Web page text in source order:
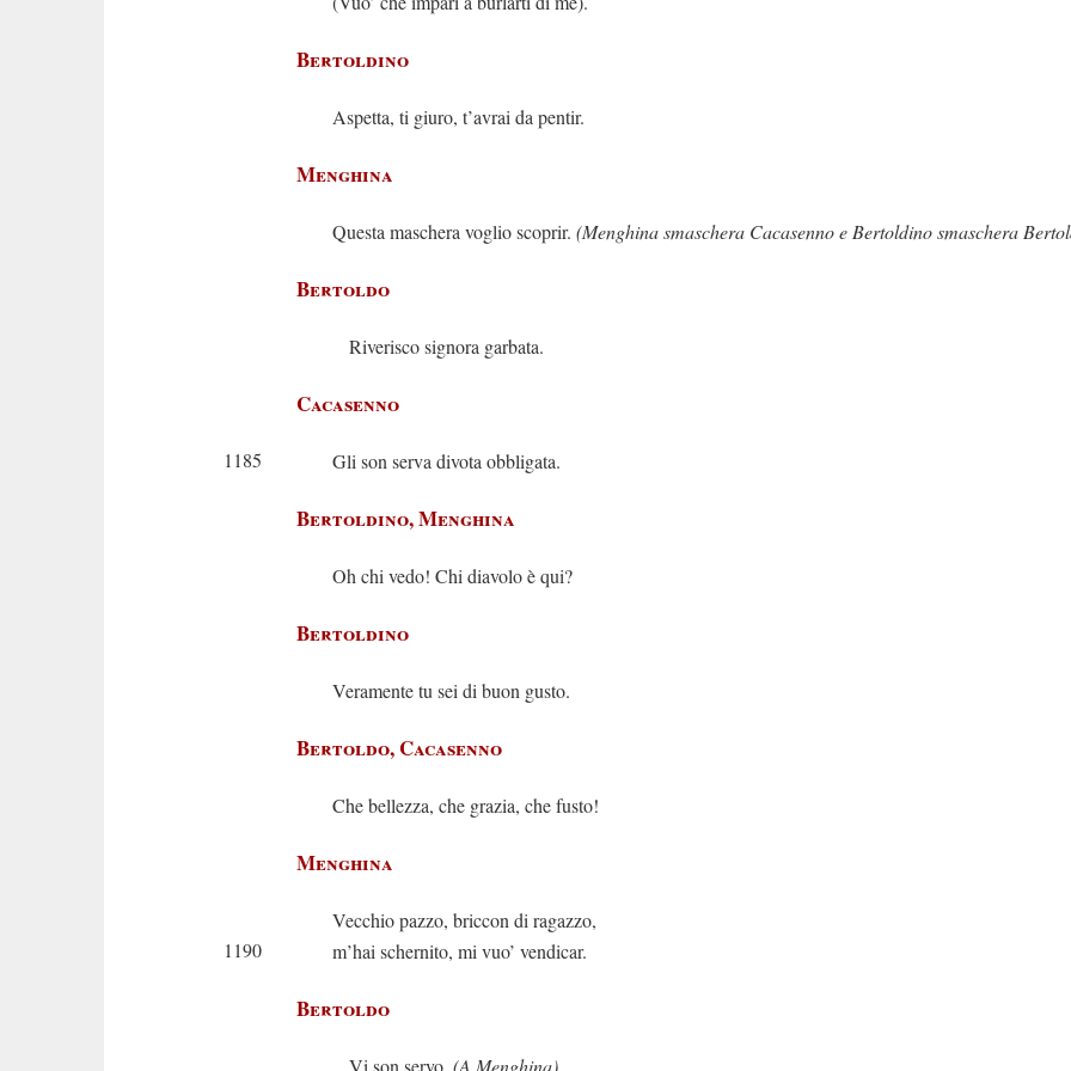
Bertoldino
Aspetta, ti giuro, t’avrai da pentir.
Menghina
Questa maschera voglio scoprir. (Menghina smaschera Cacasenno e Bertoldino smaschera
Bertoldo
Riverisco signora garbata.
Cacasenno
1185 Gli son serva divota obbligata.
Bertoldino, Menghina
Oh chi vedo! Chi diavolo è qui?
Bertoldino
Veramente tu sei di buon gusto.
Bertoldo, Cacasenno
Che bellezza, che grazia, che fusto!
Menghina
Vecchio pazzo, briccon di ragazzo,
1190
m’hai schernito, mi vuo’ vendicar.
Bertoldo
Vi son servo. (A Menghina)